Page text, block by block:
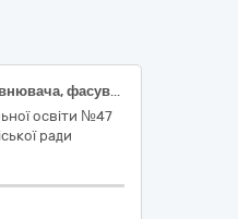
Йогурт питний 2,5% без наповнювача, фасування 1000 г, відро пластикове, ДСТУ 4343
освіти №47
ради